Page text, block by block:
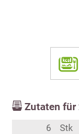
Zutaten für
6 Stk